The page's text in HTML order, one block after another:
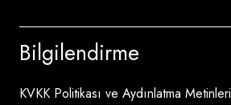
Bilgilendirme
KVKK Politikası ve Aydınlatma Metinleri